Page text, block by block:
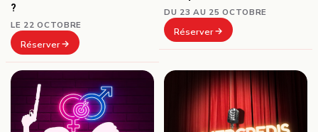
?
LE 22 OCTOBRE
Réserver
DU 23 AU 25 OCTOBRE
Réserver